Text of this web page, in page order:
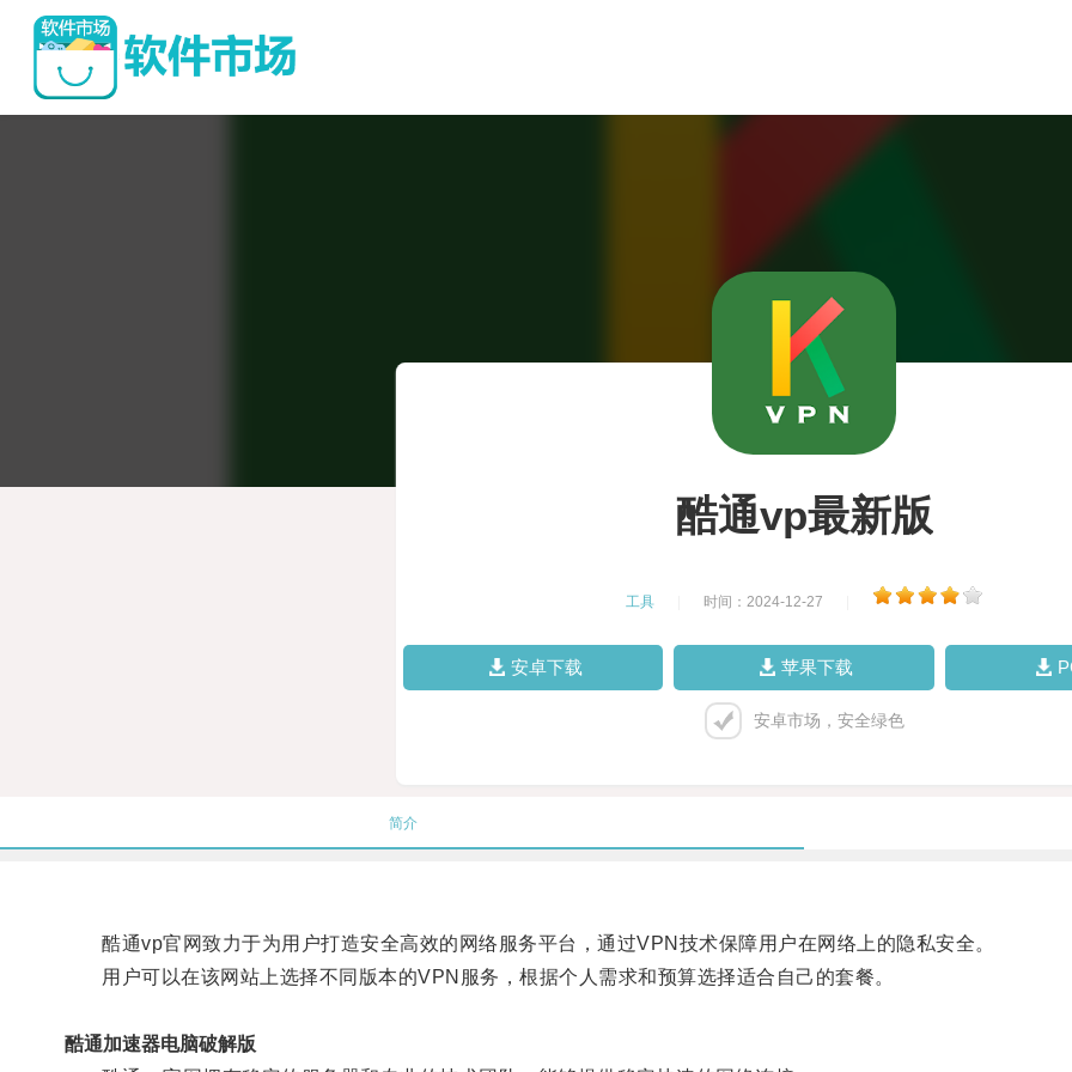
酷通vp最新版
工具 时间：2024-12-27
安卓下载 苹果下载
安卓市场，安全绿色
简介
酷通vp官网致力于为用户打造安全高效的网络服务平台，通过VPN技术保障用户在网络上的隐私安全。
用户可以在该网站上选择不同版本的VPN服务，根据个人需求和预算选择适合自己的套餐。
酷通加速器电脑破解版